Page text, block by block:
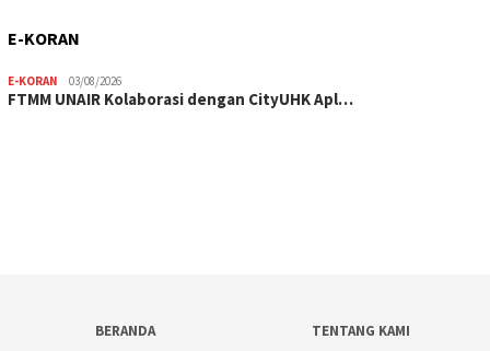
E-KORAN
E-KORAN 03/08/2026
FTMM UNAIR Kolaborasi dengan CityUHK Apl…
BERANDA
TENTANG KAMI